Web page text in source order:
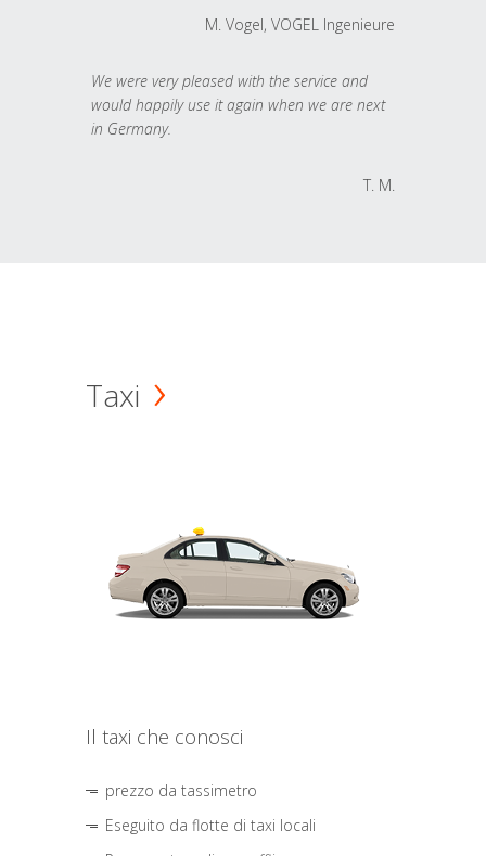
M. Vogel, VOGEL Ingenieure
We were very pleased with the service and
would happily use it again when we are next
in Germany.
T. M.
Taxi
Il taxi che conosci
prezzo da tassimetro
Eseguito da flotte di taxi locali